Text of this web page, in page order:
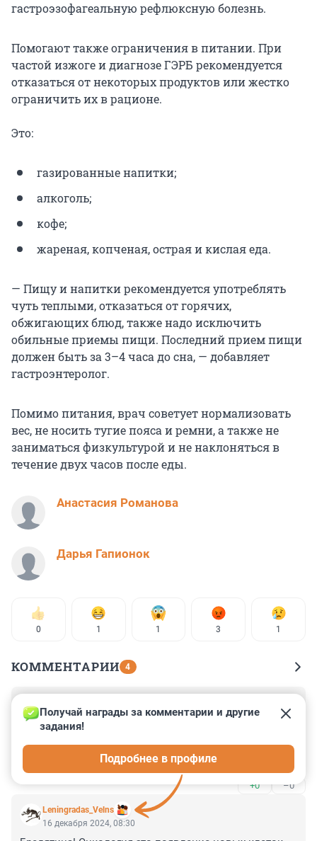
гастроэзофагеальную рефлюксную болезнь.
Помогают также ограничения в питании. При
частой изжоге и диагнозе ГЭРБ рекомендуется
отказаться от некоторых продуктов или жестко
ограничить их в рационе.
Это:
газированные напитки;
алкоголь;
кофе;
жареная, копченая, острая и кислая еда.
— Пищу и напитки рекомендуется употреблять
чуть теплыми, отказаться от горячих,
обжигающих блюд, также надо исключить
обильные приемы пищи. Последний прием пищи
должен быть за 3–4 часа до сна, — добавляет
гастроэнтеролог.
Помимо питания, врач советует нормализовать
вес, не носить тугие пояса и ремни, а также не
заниматься физкультурой и не наклоняться в
течение двух часов после еды.
Анастасия Романова
Дарья Гапионок
0 1 1 3 1
КОММЕНТАРИИ 4
16 декабря 2024, 10:05
Мучает вопрос: насколько повышает риск онкологии
добавление мяса механической обвалки во все
мясные продукты, а также мясного клея?
+0 –0
Leningradas_Velns
Получай награды за комментарии и другие
задания!
Подробнее в профиле
16 декабря 2024, 08:30